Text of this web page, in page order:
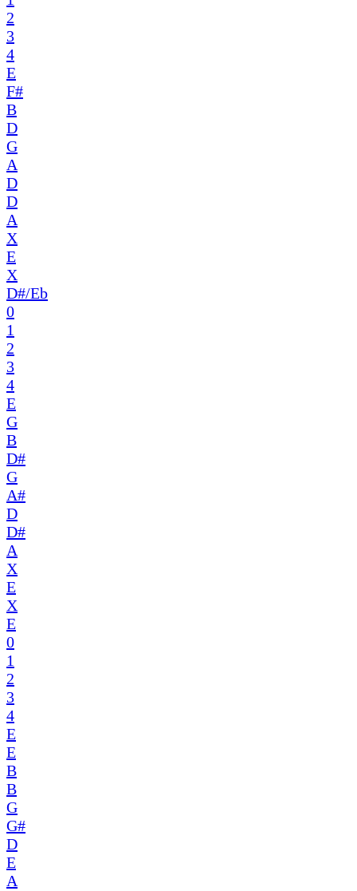
2
3
4
E
F#
B
D
G
A
D
D
A
X
E
X
D#/Eb
0
1
2
3
4
E
G
B
D#
G
A#
D
D#
A
X
E
X
E
0
1
2
3
4
E
E
B
B
G
G#
D
E
A